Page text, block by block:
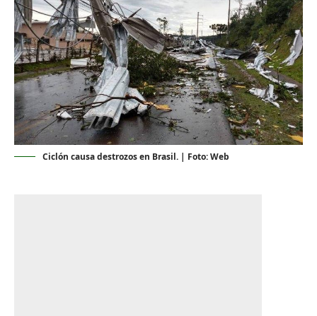
Ciclón causa destrozos en Brasil. | Foto: Web